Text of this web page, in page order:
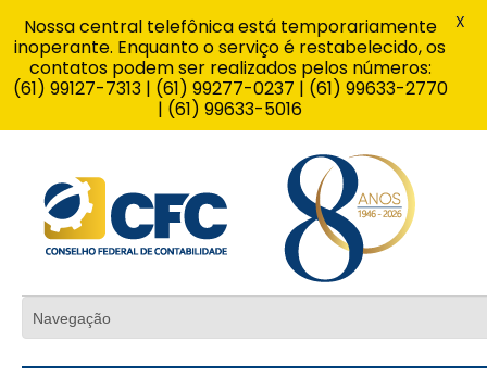
Nossa central telefônica está temporariamente
inoperante. Enquanto o serviço é restabelecido, os
contatos podem ser realizados pelos números:
(61) 99127-7313 | (61) 99277-0237 | (61) 99633-2770
| (61) 99633-5016
X